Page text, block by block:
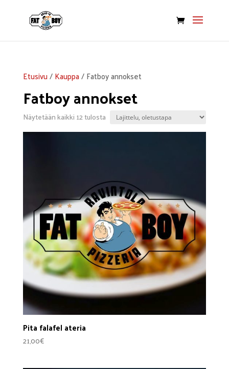
Etusivu/Kauppa/ Fatboy annokset
Fatboy annokset
Näytetään kaikki 12 tulosta
Pita falafel ateria
21,00€